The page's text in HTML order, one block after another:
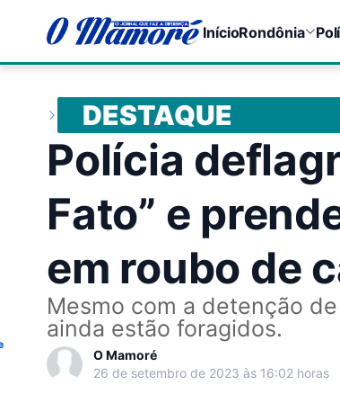
InícioRondônia
DESTAQUE
Polícia
Fato” e
em roubo de
Mesmo com a detenção
ainda estão foragidos.
O Mamoré
26 de setembro de 2023 às 16:02 horas